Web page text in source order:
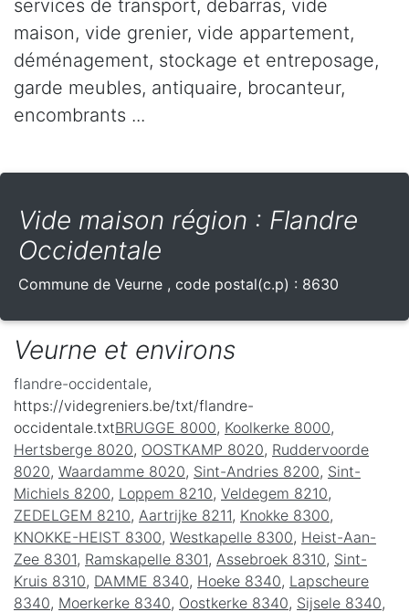
services de transport, debarras, vide
maison, vide grenier, vide appartement,
déménagement, stockage et entreposage,
garde meubles, antiquaire, brocanteur,
encombrants ...
Vide maison région : Flandre
Occidentale
Commune de Veurne , code postal(c.p) : 8630
Veurne et environs
flandre-occidentale,
https://videgreniers.be/txt/flandre-
occidentale.txtBRUGGE 8000, Koolkerke 8000,
Hertsberge 8020, OOSTKAMP 8020, Ruddervoorde
8020, Waardamme 8020, Sint-Andries 8200, Sint-
Michiels 8200, Loppem 8210, Veldegem 8210,
ZEDELGEM 8210, Aartrijke 8211, Knokke 8300,
KNOKKE-HEIST 8300, Westkapelle 8300, Heist-Aan-
Zee 8301, Ramskapelle 8301, Assebroek 8310, Sint-
Kruis 8310, DAMME 8340, Hoeke 8340, Lapscheure
8340, Moerkerke 8340, Oostkerke 8340, Sijsele 8340,